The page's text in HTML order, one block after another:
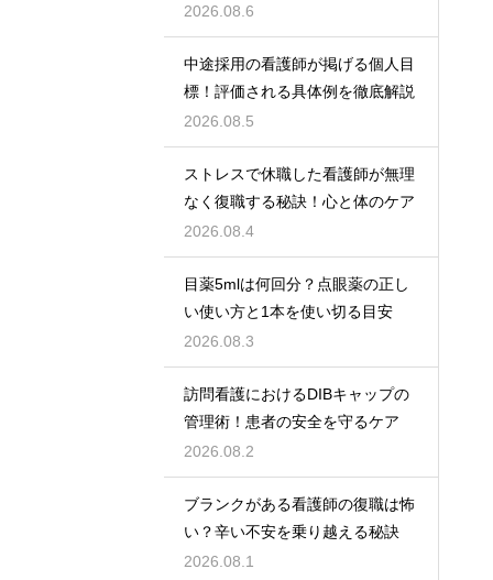
2026.08.6
中途採用の看護師が掲げる個人目
標！評価される具体例を徹底解説
2026.08.5
ストレスで休職した看護師が無理
なく復職する秘訣！心と体のケア
2026.08.4
目薬5mlは何回分？点眼薬の正し
い使い方と1本を使い切る目安
2026.08.3
訪問看護におけるDIBキャップの
管理術！患者の安全を守るケア
2026.08.2
ブランクがある看護師の復職は怖
い？辛い不安を乗り越える秘訣
2026.08.1